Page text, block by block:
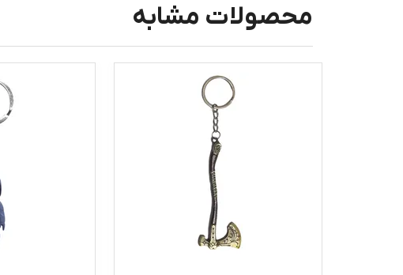
محصولات مشابه